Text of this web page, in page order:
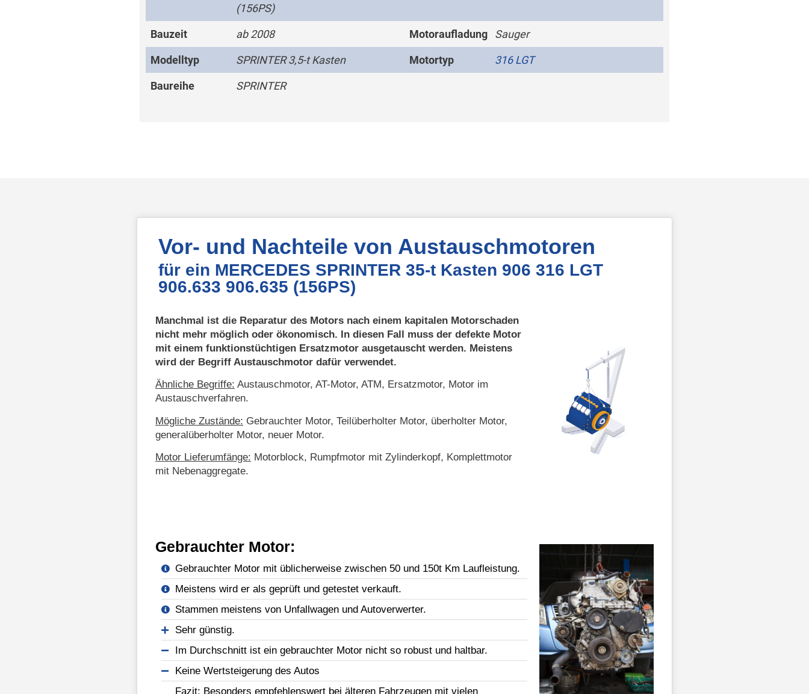
(156PS)
Bauzeit ab 2008 Motoraufladung Sauger
Modelltyp SPRINTER 3,5-t Kasten Motortyp 316 LGT
Baureihe SPRINTER
Vor- und Nachteile von Austauschmotoren
für ein MERCEDES SPRINTER 35-t Kasten 906 316 LGT
906.633 906.635 (156PS)
Manchmal ist die Reparatur des Motors nach einem kapitalen Motorschaden
nicht mehr möglich oder ökonomisch. In diesen Fall muss der defekte Motor
mit einem funktionstüchtigen Ersatzmotor ausgetauscht werden. Meistens
wird der Begriff Austauschmotor dafür verwendet.
Ähnliche Begriffe: Austauschmotor, AT-Motor, ATM, Ersatzmotor, Motor im
Austauschverfahren.
Mögliche Zustände: Gebrauchter Motor, Teilüberholter Motor, überholter Motor,
generalüberholter Motor, neuer Motor.
Motor Lieferumfänge: Motorblock, Rumpfmotor mit Zylinderkopf, Komplettmotor
mit Nebenaggregate.
Gebrauchter Motor:
Gebrauchter Motor mit üblicherweise zwischen 50 und 150t Km Laufleistung.
Meistens wird er als geprüft und getestet verkauft.
Stammen meistens von Unfallwagen und Autoverwerter.
Sehr günstig.
Im Durchschnitt ist ein gebrauchter Motor nicht so robust und haltbar.
Keine Wertsteigerung des Autos
Fazit: Besonders empfehlenswert bei älteren Fahrzeugen mit vielen